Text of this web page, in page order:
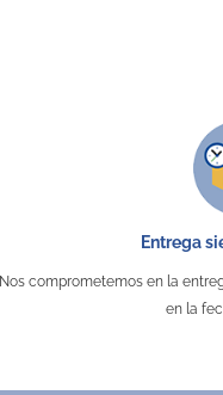
Entrega
Nos comprometemos en la
en la